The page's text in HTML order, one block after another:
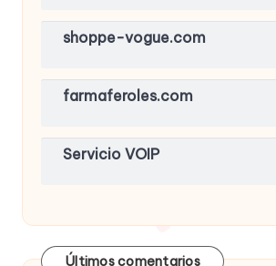
shoppe-vogue.com
farmaferoles.com
Servicio VOIP
Últimos comentarios